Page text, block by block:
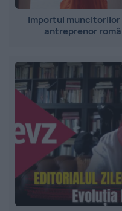
Importul muncitorilor
antreprenor